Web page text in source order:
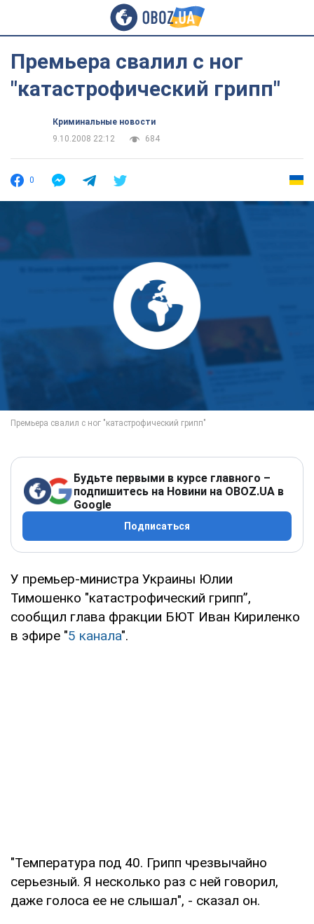
Премьера свалил с ног
"катастрофический грипп"
Криминальные новости
9.10.2008 22:12
684
0
Будьте первыми в курсе главного –
подпишитесь на Новини на OBOZ.UA в
Google
Подписаться
У премьер-министра Украины Юлии
Тимошенко "катастрофический грипп”,
сообщил глава фракции БЮТ Иван Кириленко
в эфире "5 канала".
"Температура под 40. Грипп чрезвычайно
серьезный. Я несколько раз с ней говорил,
даже голоса ее не слышал", - сказал он.